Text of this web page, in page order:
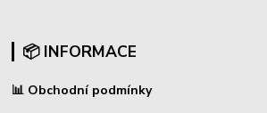
📦 INFORMACE
📊 Obchodní podmínky